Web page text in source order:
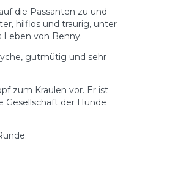
die Passanten zu und
hilflos und traurig, unter
von Benny.
gutmütig und sehr
zum Kraulen vor. Er ist
Gesellschaft der Hunde